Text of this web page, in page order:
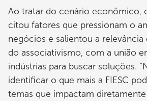
Ao tratar do cenário econômico,
citou fatores que pressionam o
negócios e salientou a
do associativismo, com a união
indústrias para buscar soluções.
identificar o que mais a FIESC
temas que impactam diretamente